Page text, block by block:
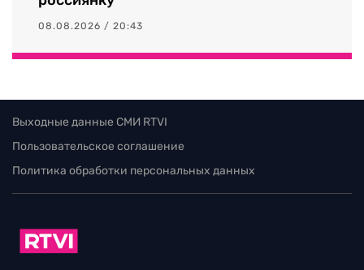
08.08.2026 / 20:43
Выходные данные СМИ RTVI
Пользовательское соглашение
Политика обработки персональных данных